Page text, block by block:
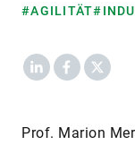
#AGILITÄT
LinkedInFacebook
X
Prof. Marion